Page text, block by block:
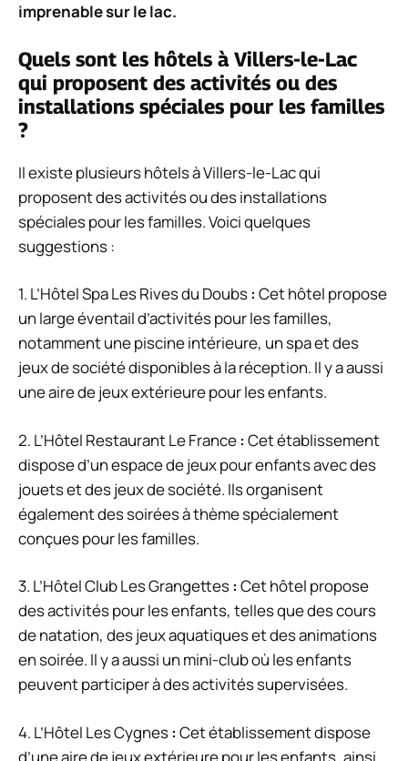
imprenable sur le lac.
Quels sont les hôtels à Villers-le-Lac
qui proposent des activités ou des
installations spéciales pour les familles
?
Il existe plusieurs hôtels à Villers-le-Lac qui
proposent des activités ou des installations
spéciales pour les familles. Voici quelques
suggestions :
1. L’Hôtel Spa Les Rives du Doubs: Cet hôtel propose
un large éventail d’activités pour les familles,
notamment une piscine intérieure, un spa et des
jeux de société disponibles à la réception. Il y a aussi
une aire de jeux extérieure pour les enfants.
2. L’Hôtel Restaurant Le France: Cet établissement
dispose d’un espace de jeux pour enfants avec des
jouets et des jeux de société. Ils organisent
également des soirées à thème spécialement
conçues pour les familles.
3. L’Hôtel Club Les Grangettes: Cet hôtel propose
des activités pour les enfants, telles que des cours
de natation, des jeux aquatiques et des animations
en soirée. Il y a aussi un mini-club où les enfants
peuvent participer à des activités supervisées.
4. L’Hôtel Les Cygnes: Cet établissement dispose
d’une aire de jeux extérieure pour les enfants, ainsi